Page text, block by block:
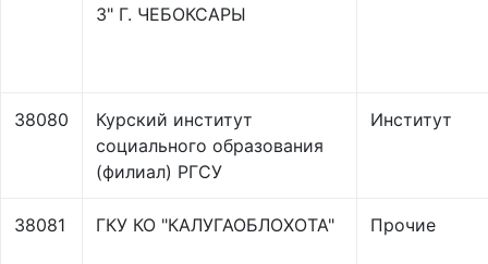
3" Г. ЧЕБОКСАРЫ
38080
Курский институт
социального образования
(филиал) РГСУ
Институт
38081 ГКУ КО "КАЛУГАОБЛОХОТА" Прочие